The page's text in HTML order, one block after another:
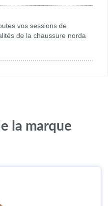
vos sessions de
de la chaussure norda
la marque